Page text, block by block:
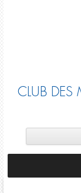
CLUB DES